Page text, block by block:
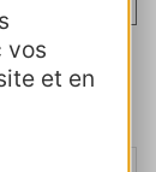
vos
et en